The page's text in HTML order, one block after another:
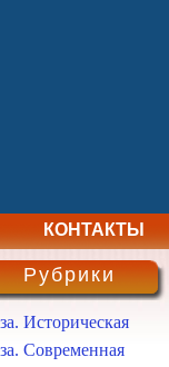
КОНТАКТЫ
Рубрики
Историческая
Современная